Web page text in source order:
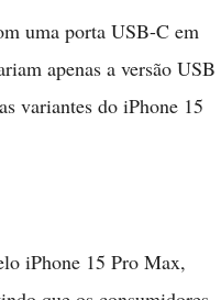
uma porta USB-C em
apenas a versão USB
variantes do iPhone 15
iPhone 15 Pro Max,